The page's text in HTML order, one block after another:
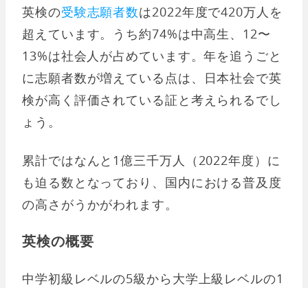
英検の受験志願者数は2022年度で420万人を
超えています。うち約74%は中高生、12〜
13%は社会人が占めています。年を追うごと
に志願者数が増えている点は、日本社会で英
検が高く評価されている証と考えられるでし
ょう。
累計ではなんと1億三千万人（2022年度）に
も迫る数となっており、国内における普及度
の高さがうかがわれます。
英検の概要
中学初級レベルの5級から大学上級レベルの1